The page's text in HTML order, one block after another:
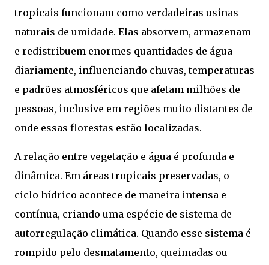
tropicais funcionam como verdadeiras usinas
naturais de umidade. Elas absorvem, armazenam
e redistribuem enormes quantidades de água
diariamente, influenciando chuvas, temperaturas
e padrões atmosféricos que afetam milhões de
pessoas, inclusive em regiões muito distantes de
onde essas florestas estão localizadas.
A relação entre vegetação e água é profunda e
dinâmica. Em áreas tropicais preservadas, o
ciclo hídrico acontece de maneira intensa e
contínua, criando uma espécie de sistema de
autorregulação climática. Quando esse sistema é
rompido pelo desmatamento, queimadas ou